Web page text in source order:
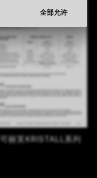
可丽芙KRISTALL系列
全部允许